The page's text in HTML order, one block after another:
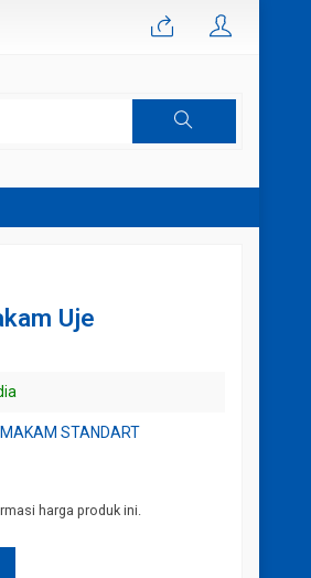
Uje
MAKAM STANDART
harga produk ini.